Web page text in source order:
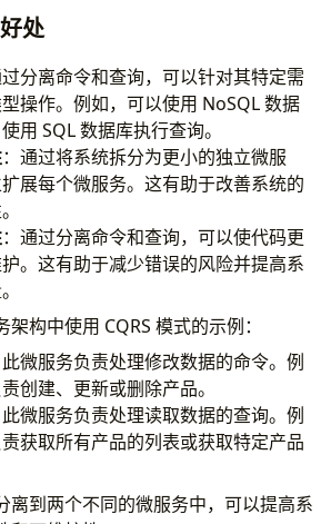
处
过分离命令和查询，可以针对其特定需
操作。例如，可以使用 NoSQL 数据
用 SQL 数据库执行查询。
：通过将系统拆分为更小的独立微服
展每个微服务。这有助于改善系统的
：通过分离命令和查询，可以使代码更
。这有助于减少错误的风险并提高系
构中使用 CQRS 模式的示例：
微服务负责处理修改数据的命令。例
创建、更新或删除产品。
微服务负责处理读取数据的查询。例
获取所有产品的列表或获取特定产品
离到两个不同的微服务中，可以提高系